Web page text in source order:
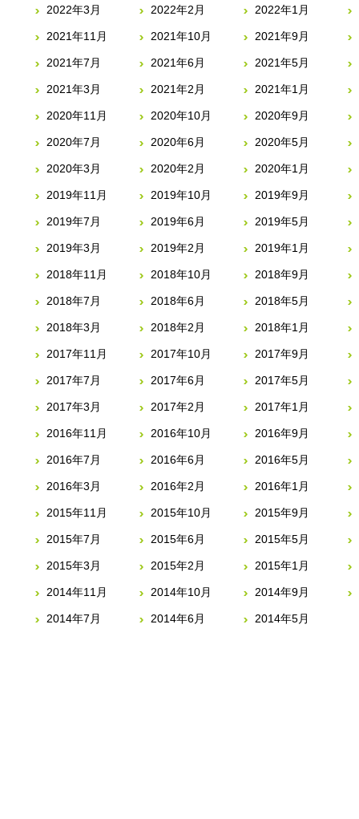
2022年3月 2022年2月 2022年1月
2021年11月 2021年10月 2021年9月
2021年7月 2021年6月 2021年5月
2021年3月 2021年2月 2021年1月
2020年11月 2020年10月 2020年9月
2020年7月 2020年6月 2020年5月
2020年3月 2020年2月 2020年1月
2019年11月 2019年10月 2019年9月
2019年7月 2019年6月 2019年5月
2019年3月 2019年2月 2019年1月
2018年11月 2018年10月 2018年9月
2018年7月 2018年6月 2018年5月
2018年3月 2018年2月 2018年1月
2017年11月 2017年10月 2017年9月
2017年7月 2017年6月 2017年5月
2017年3月 2017年2月 2017年1月
2016年11月 2016年10月 2016年9月
2016年7月 2016年6月 2016年5月
2016年3月 2016年2月 2016年1月
2015年11月 2015年10月 2015年9月
2015年7月 2015年6月 2015年5月
2015年3月 2015年2月 2015年1月
2014年11月 2014年10月 2014年9月
2014年7月 2014年6月 2014年5月